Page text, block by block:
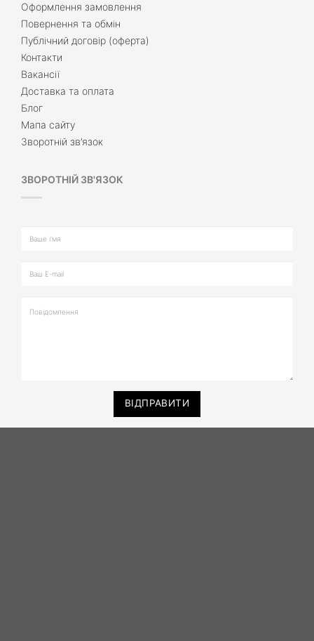
Оформлення замовлення
Повернення та обмін
Публічний договір (оферта)
Контакти
Вакансії
Доставка та оплата
Блог
Мапа сайту
Зворотній зв’язок
ЗВОРОТНІЙ ЗВ'ЯЗОК
ВІДПРАВИТИ